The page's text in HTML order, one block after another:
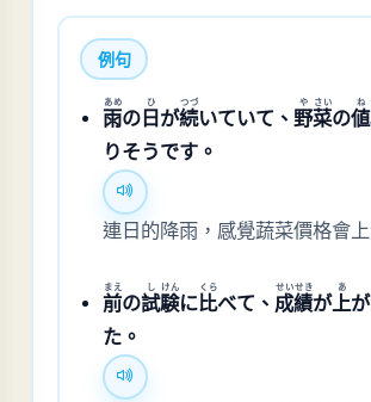
例句
雨
あめ
の 日
ひ
が続
つづ
いていて、野
や
菜
さい
の値
ね
りそうです。
連日的降雨，感覺蔬菜價格會上
前
まえ
の試
し
験
けん
に比
くら
べて、 成
せい
績
せき
が上
あ
た。